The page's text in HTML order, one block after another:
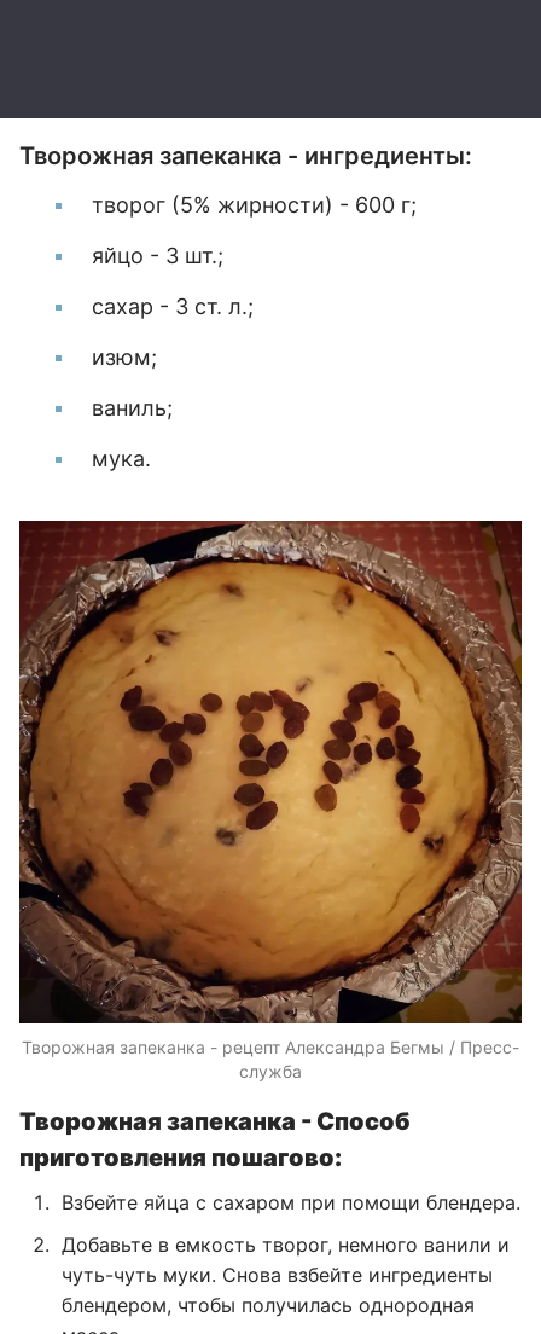
Творожная запеканка - ингредиенты:
творог (5% жирности) - 600 г;
яйцо - 3 шт.;
сахар - 3 ст. л.;
изюм;
ваниль;
мука.
Творожная запеканка - рецепт Александра Бегмы / Пресс-
служба
Творожная запеканка - Способ
приготовления пошагово:
Взбейте яйца с сахаром при помощи блендера.
Добавьте в емкость творог, немного ванили и
чуть-чуть муки. Снова взбейте ингредиенты
блендером, чтобы получилась однородная